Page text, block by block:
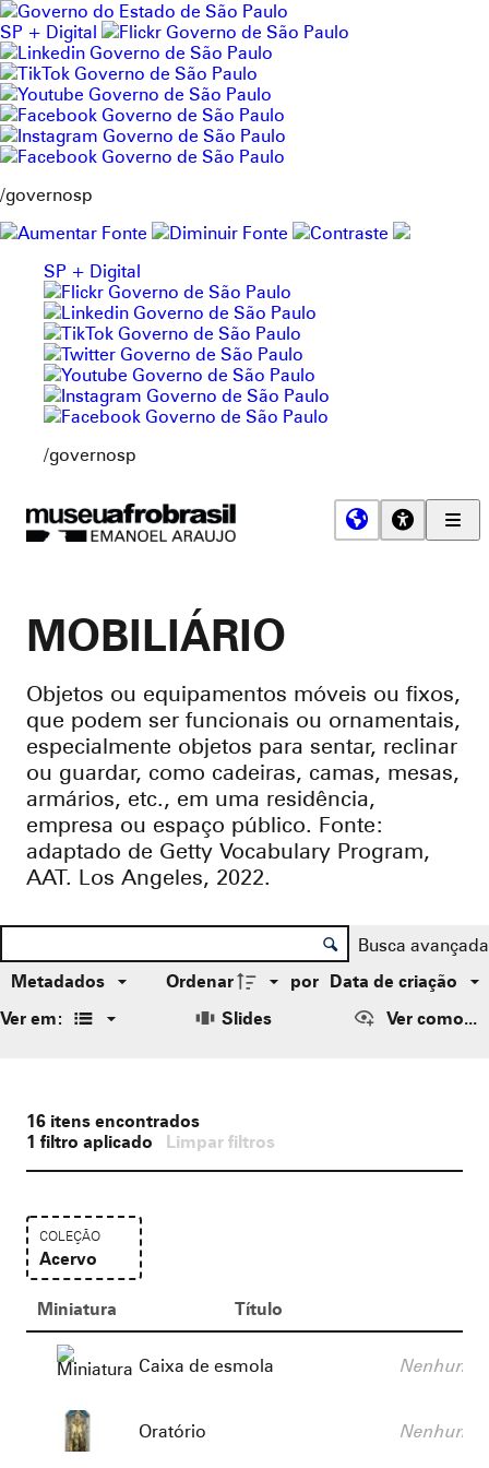
Pular
para
o
conteúdo
SP + Digital
/governosp
SP + Digital
/governosp
MOBILIÁRIO
Objetos ou equipamentos móveis ou fixos,
que podem ser funcionais ou ornamentais,
especialmente objetos para sentar, reclinar
ou guardar, como cadeiras, camas, mesas,
armários, etc., em uma residência,
empresa ou espaço público. Fonte:
adaptado de Getty Vocabulary Program,
AAT. Los Angeles, 2022.
Controle de ordenação e visualização Busca avançada
Metadados Ordenar por Data de criação
Ver em:
Slides Ver como...
16 itens encontrados
1 filtro aplicado Limpar filtros
COLEÇÃO
Acervo
Resultados da lista de itens
Miniatura Título
Título:
Caixa de esmola Descrição:
Nenhum
Título:
Oratório Descrição:
Nenhum